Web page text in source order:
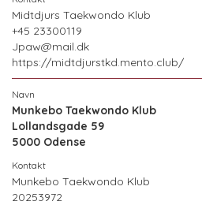
Midtdjurs Taekwondo Klub
+45 23300119
Jpaw@mail.dk
https://midtdjurstkd.mento.club/
Munkebo Taekwondo Klub
Lollandsgade 59
5000 Odense
Munkebo Taekwondo Klub
20253972